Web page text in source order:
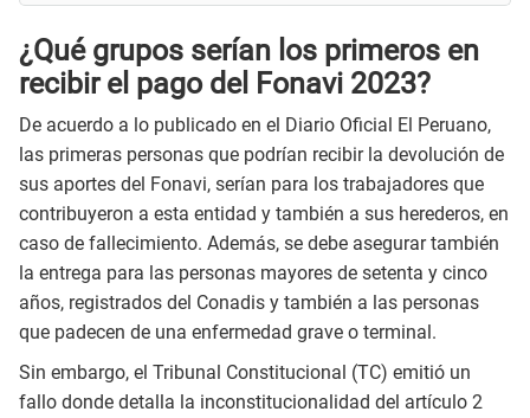
¿Qué grupos serían los primeros en
recibir el pago del Fonavi 2023?
De acuerdo a lo publicado en el Diario Oficial El Peruano,
las primeras personas que podrían recibir la devolución de
sus aportes del Fonavi, serían para los trabajadores que
contribuyeron a esta entidad y también a sus herederos, en
caso de fallecimiento. Además, se debe asegurar también
la entrega para las personas mayores de setenta y cinco
años, registrados del Conadis y también a las personas
que padecen de una enfermedad grave o terminal.
Sin embargo, el Tribunal Constitucional (TC) emitió un
fallo donde detalla la inconstitucionalidad del artículo 2